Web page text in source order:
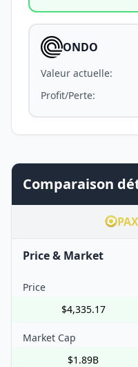
ONDO
Valeur actuelle:
Profit/Perte:
Comparaison
Price & Market
Price
$4,335.17
Market Cap
$1.89B